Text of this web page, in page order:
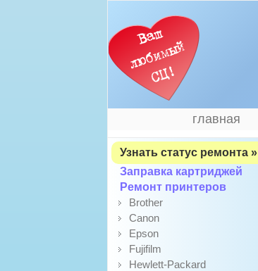
главная
Узнать статус ремонта »
Заправка картриджей
Ремонт принтеров
Brother
Canon
Epson
Fujifilm
Hewlett-Packard